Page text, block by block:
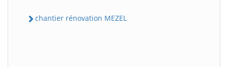
chantier rénovation MEZEL